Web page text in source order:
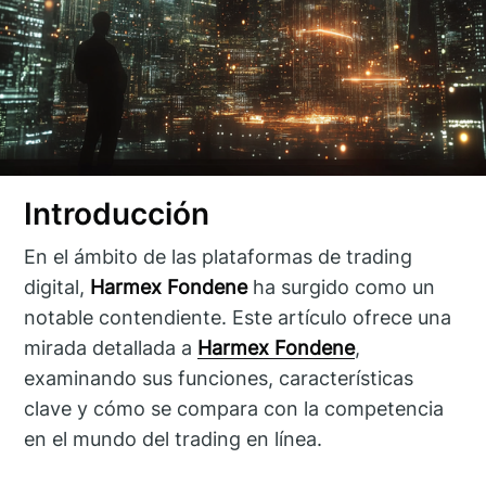
Introducción
En el ámbito de las plataformas de trading
digital, Harmex Fondeneha surgido como un
notable contendiente. Este artículo ofrece una
mirada detallada a Harmex Fondene,
examinando sus funciones, características
clave y cómo se compara con la competencia
en el mundo del trading en línea.